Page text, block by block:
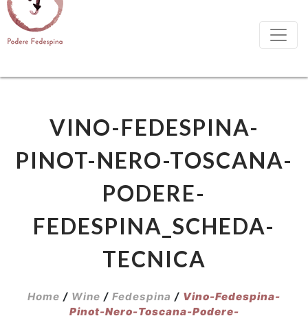
VINO-FEDESPINA-
PINOT-NERO-TOSCANA-
PODERE-
FEDESPINA_SCHEDA-
TECNICA
Home / Wine / Fedespina / Vino-Fedespina-
Pinot-Nero-Toscana-Podere-